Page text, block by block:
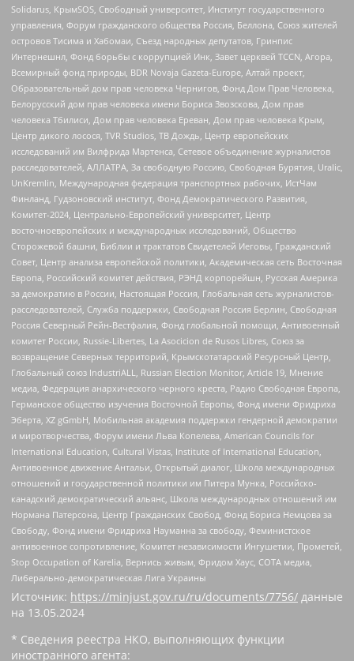
Solidarus, КрымSOS, Свободный университет, Институт государственного
управления, Форум гражданского общества Россия, Беллона, Союз жителей
островов Тисима и Хабомаи, Съезд народных депутатов, Гринпис
Интернешнл, Фонд борьбы с коррупцией Инк, Завет церквей TCCN, Агора,
Всемирный фонд природы, BDR Novaja Gazeta-Europe, Алтай проект,
Образовательный дом прав человека Чернигов, Фонд Дом Прав Человека,
Белорусский дом прав человека имени Бориса Звозскова, Дом прав
человека Тбилиси, Дом прав человека Ереван, Дом прав человека Крым,
Центр дикого лосося, TVR Studios, ТВ Дождь, Центр европейских
исследований им Вилфрида Мартенса, Сетевое объединение журналистов
расследователей, АЛЛАТРА, За свободную Россию, Свободная Бурятия, Uralic,
UnKremlin, Международная федерация транспортных рабочих, ИстЧам
Финланд, Гудзоновский институт, Фонд Демократического Развития,
Комитет-2024, Центрально-Европейский университет, Центр
восточноевропейских и международных исследований, Общество
Сторожевой башни, Библии и трактатов Свидетелей Иеговы, Гражданский
Совет, Центр анализа европейской политики, Академическая сеть Восточная
Европа, Российский комитет действия, РЭНД корпорейшн, Русская Америка
за демократию в России, Настоящая Россия, Глобальная сеть журналистов-
расследователей, Служба поддержки, Свободная Россия Берлин, Свободная
Россия Северный Рейн-Вестфалия, Фонд глобальной помощи, Антивоенный
комитет России, Russie-Libertes, La Asocicion de Rusos Libres, Союз за
возвращение Северных территорий, Крымскотатарский Ресурсный Центр,
Глобальный союз IndustriALL, Russian Election Monitor, Article 19, Мнение
медиа, Федерация анархического черного креста, Радио Свободная Европа,
Германское общество изучения Восточной Европы, Фонд имени Фридриха
Эберта, XZ gGmbH, Мобильная академия поддержки гендерной демократии
и миротворчества, Форум имени Льва Копелева, American Councils for
International Education, Cultural Vistas, Institute of International Education,
Антивоенное движение Антальи, Открытый диалог, Школа международных
отношений и государственной политики им Питера Мунка, Российско-
канадский демократический альянс, Школа международных отношений им
Нормана Патерсона, Центр Гражданских Свобод, Фонд Бориса Немцова за
Свободу, Фонд имени Фридриха Науманна за свободу, Феминистское
антивоенное сопротивление, Комитет независимости Ингушетии, Прометей,
Stop Occupation of Karelia, Вернись живым, Фридом Хаус, СОТА медиа,
Либерально-демократическая Лига Украины
Источник: https://minjust.gov.ru/ru/documents/7756/ данные
на 13.05.2024
* Сведения реестра НКО, выполняющих функции
иностранного агента: